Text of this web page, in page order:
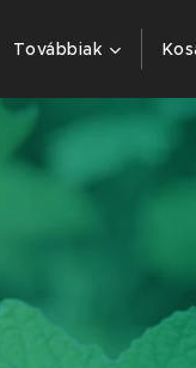
Továbbiak